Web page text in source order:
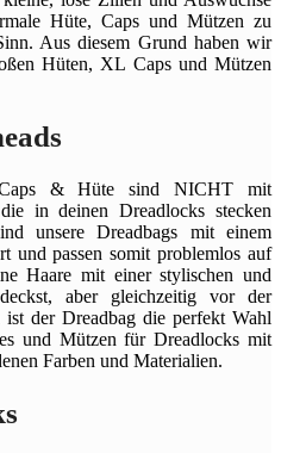
Hüte, Caps und Mützen zu
Aus diesem Grund haben wir
Hüten, XL Caps und Mützen
Caps & Hüte sind NICHT mit
in deinen Dreadlocks stecken
unsere Dreadbags mit einem
und passen somit problemlos auf
Haare mit einer stylischen und
aber gleichzeitig vor der
ist der Dreadbag die perfekt Wahl
und Mützen für Dreadlocks mit
Farben und Materialien.